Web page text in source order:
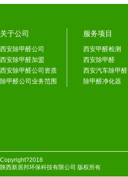
关于公司
西安除甲醛公司
西安除甲醛加盟
西安除甲醛公司资质
除甲醛公司业务范围
服务项目
西安甲醛检测
西安除甲醛
西安汽车除甲醛
除甲醛净化器
Copyright?2018
陕西新居邦环保科技有限公司 版权所有